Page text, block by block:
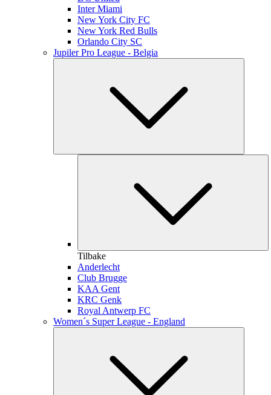
Inter Miami
New York City FC
New York Red Bulls
Orlando City SC
Jupiler Pro League - Belgia
Tilbake
Anderlecht
Club Brugge
KAA Gent
KRC Genk
Royal Antwerp FC
Women´s Super League - England